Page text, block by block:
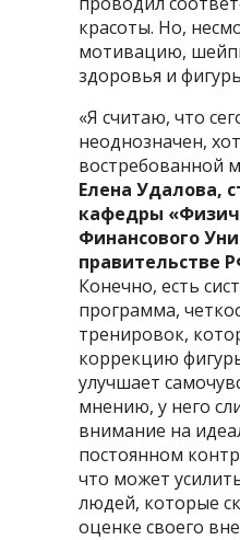
красоты. Но,
мотивацию,
здоровья и
«Я считаю, что
неоднозначен,
востребованной
Елена Удалова,
кафедры
Финансового
правительстве
Конечно, есть
программа,
тренировок,
коррекцию
улучшает
мнению, у него
внимание на
постоянном
что может
людей, которые
оценке своего